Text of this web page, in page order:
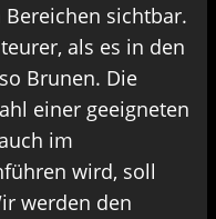
sichtbar.
als es in den
Brunen. Die
einer geeigneten
im
wird, soll
werden den